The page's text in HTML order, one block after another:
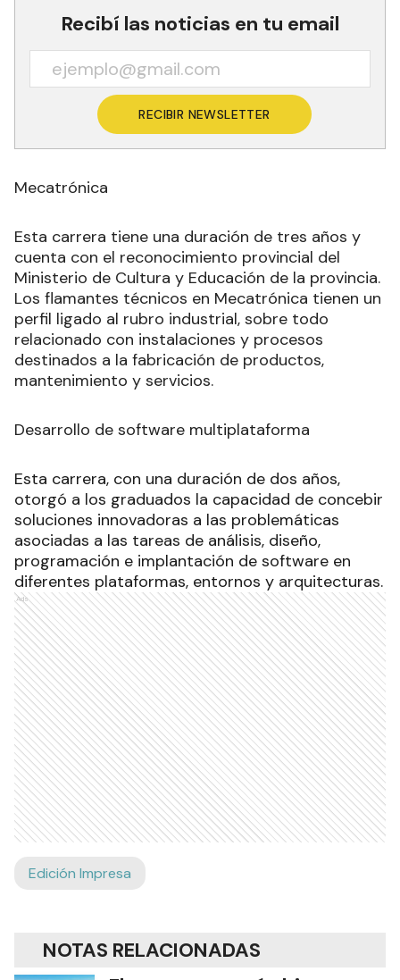
Recibí las noticias en tu email
RECIBIR NEWSLETTER
Mecatrónica
Esta carrera tiene una duración de tres años y
cuenta con el reconocimiento provincial del
Ministerio de Cultura y Educación de la provincia.
Los flamantes técnicos en Mecatrónica tienen un
perfil ligado al rubro industrial, sobre todo
relacionado con instalaciones y procesos
destinados a la fabricación de productos,
mantenimiento y servicios.
Desarrollo de software multiplataforma
Esta carrera, con una duración de dos años,
otorgó a los graduados la capacidad de concebir
soluciones innovadoras a las problemáticas
asociadas a las tareas de análisis, diseño,
programación e implantación de software en
diferentes plataformas, entornos y arquitecturas.
Ads
Edición Impresa
NOTAS RELACIONADAS